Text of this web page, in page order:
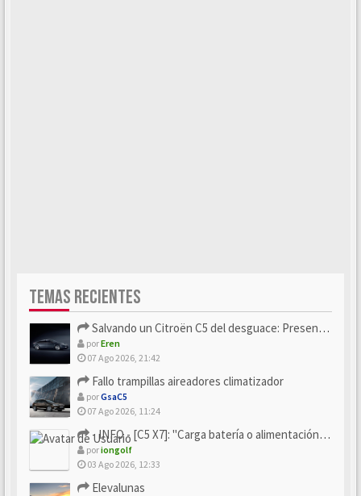
TEMAS RECIENTES
Salvando un Citroën C5 del desguace: Presentación y seguimiento
porEren
07 Ago 2026, 21:42
Fallo trampillas aireadores climatizador
porGsaC5
07 Ago 2026, 11:24
- INFO - [C5 X7]: "Carga batería o alimentación eléctri...
poriongolf
03 Ago 2026, 12:33
Elevalunas